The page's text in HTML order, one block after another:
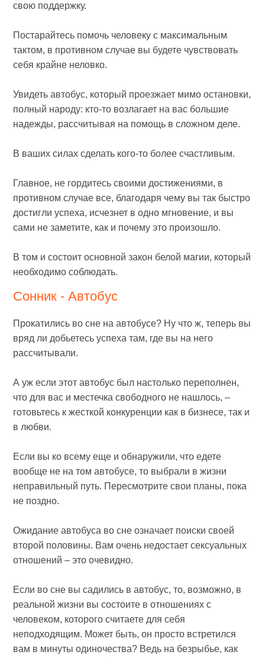
свою поддержку.
Постарайтесь помочь человеку с максимальным
тактом, в противном случае вы будете чувствовать
себя крайне неловко.
Увидеть автобус, который проезжает мимо остановки,
полный народу: кто-то возлагает на вас большие
надежды, рассчитывая на помощь в сложном деле.
В ваших силах сделать кого-то более счастливым.
Главное, не гордитесь своими достижениями, в
противном случае все, благодаря чему вы так быстро
достигли успеха, исчезнет в одно мгновение, и вы
сами не заметите, как и почему это произошло.
В том и состоит основной закон белой магии, который
необходимо соблюдать.
Сонник - Автобус
Прокатились во сне на автобусе? Ну что ж, теперь вы
вряд ли добьетесь успеха там, где вы на него
рассчитывали.
А уж если этот автобус был настолько переполнен,
что для вас и местечка свободного не нашлось, –
готовьтесь к жесткой конкуренции как в бизнесе, так и
в любви.
Если вы ко всему еще и обнаружили, что едете
вообще не на том автобусе, то выбрали в жизни
неправильный путь. Пересмотрите свои планы, пока
не поздно.
Ожидание автобуса во сне означает поиски своей
второй половины. Вам очень недостает сексуальных
отношений – это очевидно.
Если во сне вы садились в автобус, то, возможно, в
реальной жизни вы состоите в отношениях с
человеком, которого считаете для себя
неподходящим. Может быть, он просто встретился
вам в минуты одиночества? Ведь на безрыбье, как